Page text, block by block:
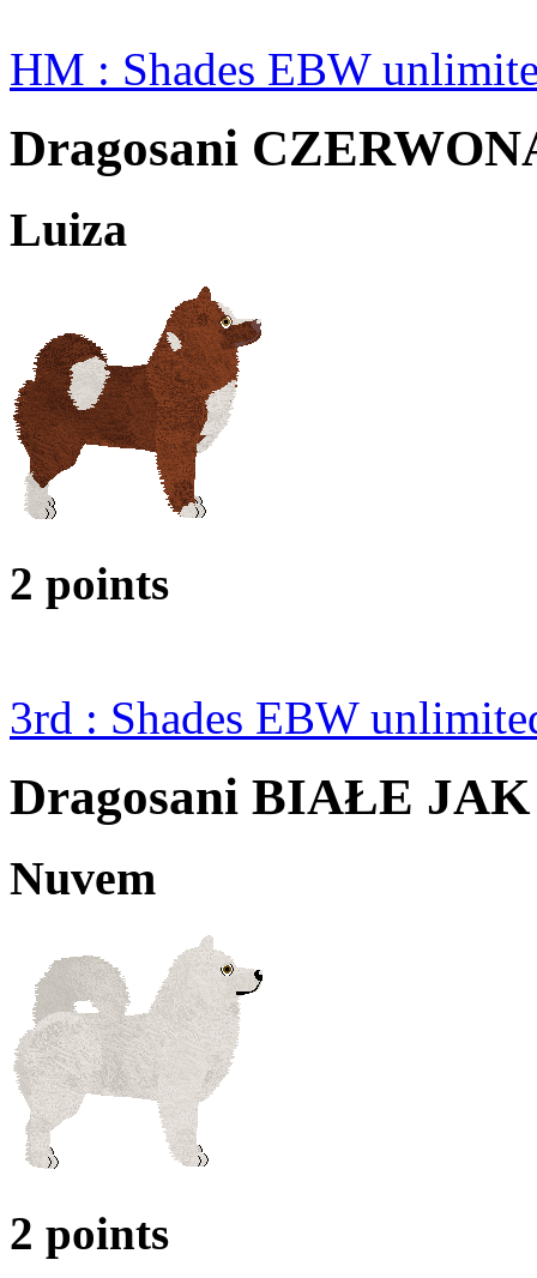
HM : Shades EBW
Dragosani
Luiza
2 points
3rd : Shades EBW
Dragosani BIAŁE
Nuvem
2 points